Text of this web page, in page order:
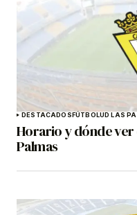
DESTACADOSFÚTBOLUD LAS
Horario y dónde ver
Palmas